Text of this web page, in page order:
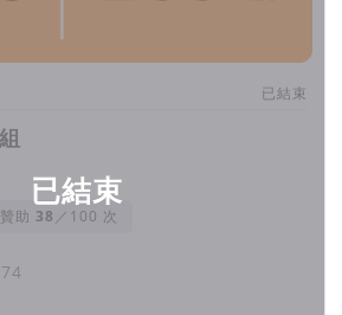
環保合作，是亞洲第一家通過德國藍天
ENGEL）的消費後塑料再生粒生產
料再生粒擁有一系列國際認證如PIDC
TUV 100%消費後塑料認證、SGS碳足
品確實有被消費者使用過，經過回收系
清洗然後再做成新的塑膠製品。利用
就無需要再用新石化燃料，所需使用水
塑料，再生17個「貝殼鈣循環洗衣精」
已結束
已結束
助 ／100 次